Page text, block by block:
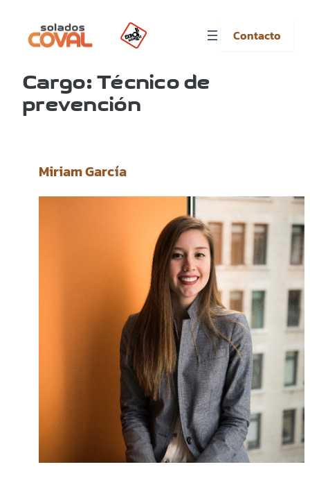
Saltar
contenido
Contacto
Cargo: Técnico de
prevención
Miriam García